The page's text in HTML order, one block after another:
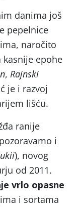
danima još
pepelnice
naročito
epohe
, Rajnski
je i razvoj
lišću.
ranije
i
), novog
od 2011.
vrlo opasne
i sortama